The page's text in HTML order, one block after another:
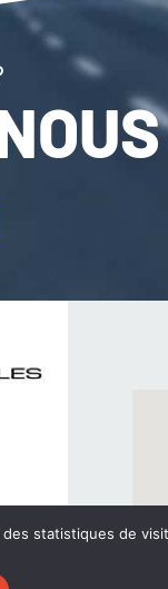
statistiques de